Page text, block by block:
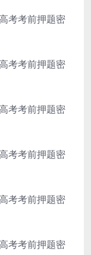
考考前押题密
考考前押题密
考考前押题密
考考前押题密
考考前押题密
考考前押题密